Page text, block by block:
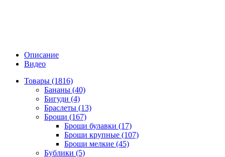
Описание
Видео
Товары (1816)
Бананы (40)
Бигуди (4)
Браслеты (13)
Броши (167)
Броши булавки (17)
Броши крупные (107)
Броши мелкие (45)
Бублики (5)